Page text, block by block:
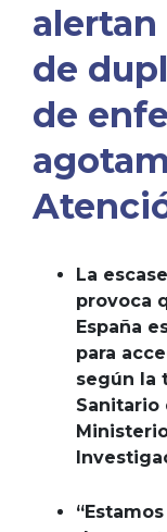
alertan
de
de
La
provoca
España
para
según la
Sanitario